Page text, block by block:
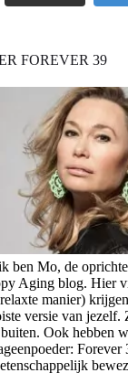
FOREVER 39
ben Mo, de
Aging blog. Hier
manier)
versie van jezelf.
Ook hebben